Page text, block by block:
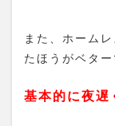
また、ホーム
たほうがベター
基本的に夜遅